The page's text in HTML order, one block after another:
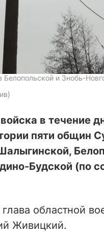
и Знобь-
в течение
пяти общин
Будской (по
глава областной
Живицкий.